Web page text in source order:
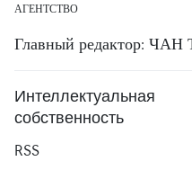
АГЕНТСТВО
Главный редактор:
Интеллектуальная
собственность
RSS